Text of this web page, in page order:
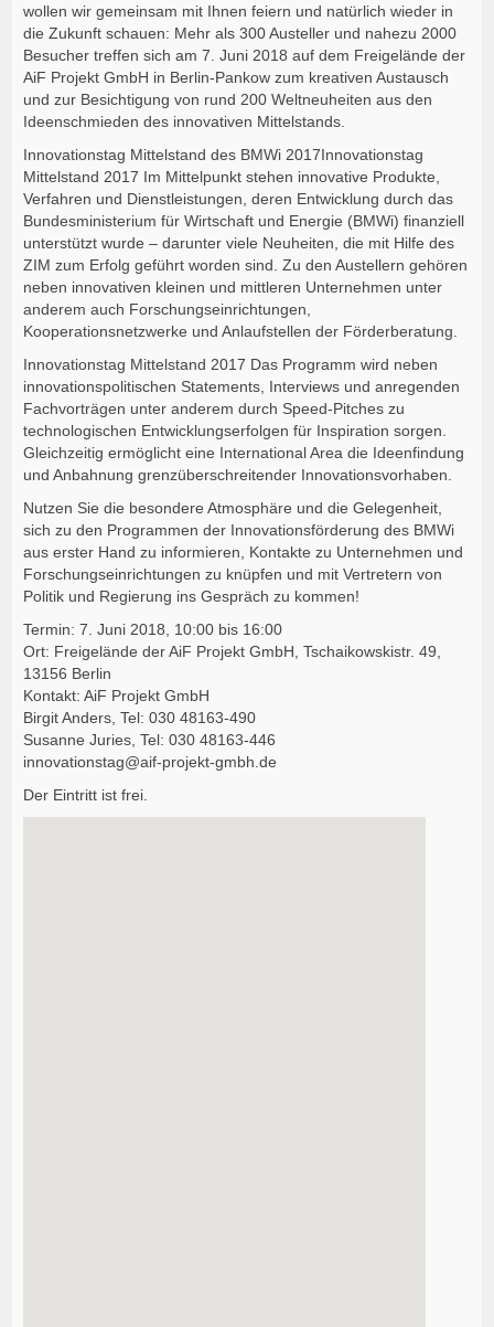
wollen wir gemeinsam mit Ihnen feiern und natürlich wieder in
die Zukunft schauen: Mehr als 300 Austeller und nahezu 2000
Besucher treffen sich am 7. Juni 2018 auf dem Freigelände der
AiF Projekt GmbH in Berlin-Pankow zum kreativen Austausch
und zur Besichtigung von rund 200 Weltneuheiten aus den
Ideenschmieden des innovativen Mittelstands.
Innovationstag Mittelstand des BMWi 2017Innovationstag
Mittelstand 2017 Im Mittelpunkt stehen innovative Produkte,
Verfahren und Dienstleistungen, deren Entwicklung durch das
Bundesministerium für Wirtschaft und Energie (BMWi) finanziell
unterstützt wurde – darunter viele Neuheiten, die mit Hilfe des
ZIM zum Erfolg geführt worden sind. Zu den Austellern gehören
neben innovativen kleinen und mittleren Unternehmen unter
anderem auch Forschungseinrichtungen,
Kooperationsnetzwerke und Anlaufstellen der Förderberatung.
Innovationstag Mittelstand 2017 Das Programm wird neben
innovationspolitischen Statements, Interviews und anregenden
Fachvorträgen unter anderem durch Speed-Pitches zu
technologischen Entwicklungserfolgen für Inspiration sorgen.
Gleichzeitig ermöglicht eine International Area die Ideenfindung
und Anbahnung grenzüberschreitender Innovationsvorhaben.
Nutzen Sie die besondere Atmosphäre und die Gelegenheit,
sich zu den Programmen der Innovationsförderung des BMWi
aus erster Hand zu informieren, Kontakte zu Unternehmen und
Forschungseinrichtungen zu knüpfen und mit Vertretern von
Politik und Regierung ins Gespräch zu kommen!
Termin: 7. Juni 2018, 10:00 bis 16:00
Ort: Freigelände der AiF Projekt GmbH, Tschaikowskistr. 49,
13156 Berlin
Kontakt: AiF Projekt GmbH
Birgit Anders, Tel: 030 48163-490
Susanne Juries, Tel: 030 48163-446
innovationstag@aif-projekt-gmbh.de
Der Eintritt ist frei.